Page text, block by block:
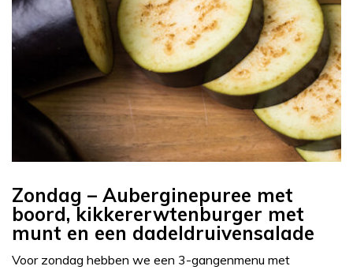
Zondag – Auberginepuree met
boord, kikkererwtenburger met
munt en een dadeldruivensalade
Voor zondag hebben we een 3-gangenmenu met